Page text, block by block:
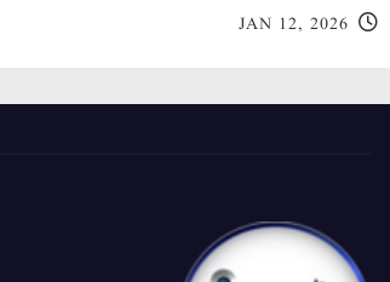
JAN 12, 2026